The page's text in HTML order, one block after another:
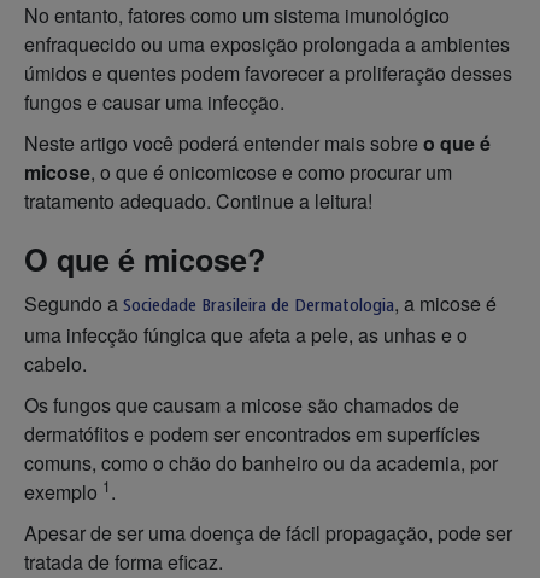
No entanto, fatores como um sistema imunológico
enfraquecido ou uma exposição prolongada a ambientes
úmidos e quentes podem favorecer a proliferação desses
fungos e causar uma infecção.
Neste artigo você poderá entender mais sobre o que é
micose, o que é onicomicose e como procurar um
tratamento adequado. Continue a leitura!
O que é micose?
Segundo a Sociedade Brasileira de Dermatologia, a micose é
uma infecção fúngica que afeta a pele, as unhas e o
cabelo.
Os fungos que causam a micose são chamados de
dermatófitos e podem ser encontrados em superfícies
comuns, como o chão do banheiro ou da academia, por
exemplo 1 .
Apesar de ser uma doença de fácil propagação, pode ser
tratada de forma eficaz.